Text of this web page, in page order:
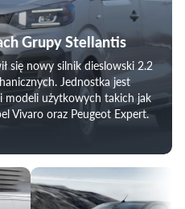
Grupy Stellantis
się nowy silnik dieslowski 2.2
Jednostka jest
modeli użytkowych takich jak
Vivaro oraz Peugeot Expert.